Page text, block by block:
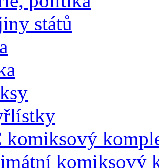
států
komiksový
komiksový